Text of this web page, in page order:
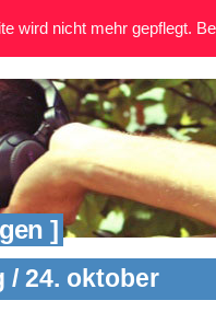
]
/ 24. oktober
wird nicht mehr gepflegt.